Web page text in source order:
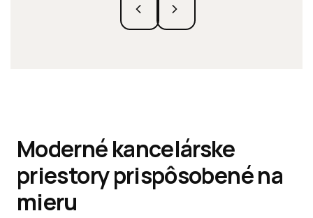
Moderné kancelárske
priestory prispôsobené na
mieru